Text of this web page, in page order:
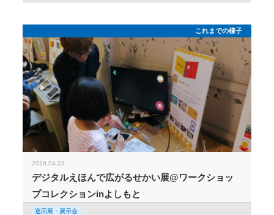
これまでの様子
2019.04.23
デジタルえほんで広がるせかい展@ワークショッ
プコレクションinよしもと
巡回展・展示会